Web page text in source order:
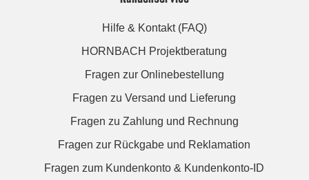
Hilfe & Kontakt (FAQ)
HORNBACH Projektberatung
Fragen zur Onlinebestellung
Fragen zu Versand und Lieferung
Fragen zu Zahlung und Rechnung
Fragen zur Rückgabe und Reklamation
Fragen zum Kundenkonto & Kundenkonto-ID